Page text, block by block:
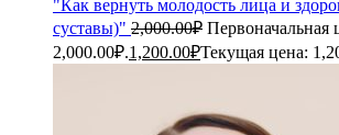
"Как вернуть молодость лица и
суставы)" 2,000.00₽ Первоначальная
2,000.00₽.1,200.00₽Текущая цена: